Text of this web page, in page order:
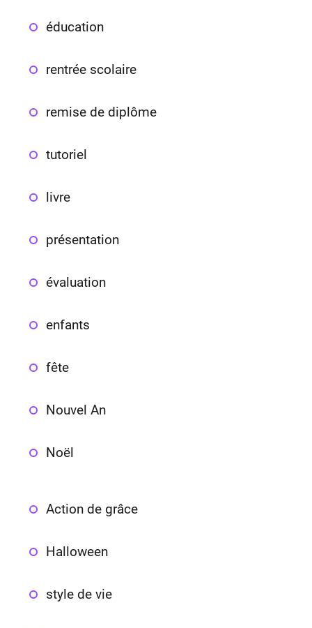
éducation
rentrée scolaire
remise de diplôme
tutoriel
livre
présentation
évaluation
enfants
fête
Nouvel An
Noël
Action de grâce
Halloween
style de vie